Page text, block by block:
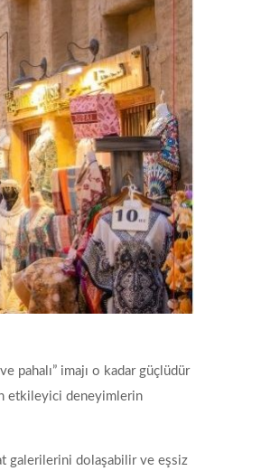
pahalı” imajı o kadar güçlüdür
etkileyici deneyimlerin
galerilerini dolaşabilir ve eşsiz